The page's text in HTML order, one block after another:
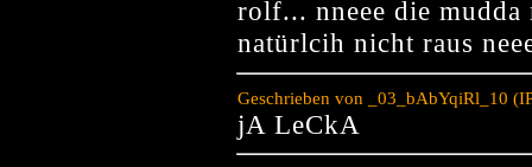
rolf... nneee die mudda
natürlcih nicht raus
Geschrieben von _03_bAbYqiRl_10
jA LeCkA